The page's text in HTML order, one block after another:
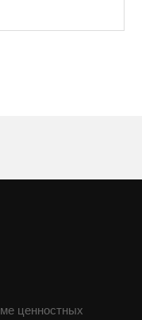
ценностных